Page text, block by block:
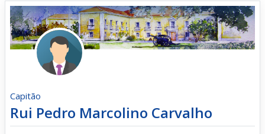
Capitão
Rui Pedro Marcolino Carvalho